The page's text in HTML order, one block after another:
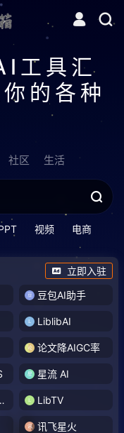
工具汇
的各种
社区 生活
视频 电商
立即入驻
豆包AI助手
LiblibAI
论文降AIGC率
星流 AI
LibTV
讯飞星火